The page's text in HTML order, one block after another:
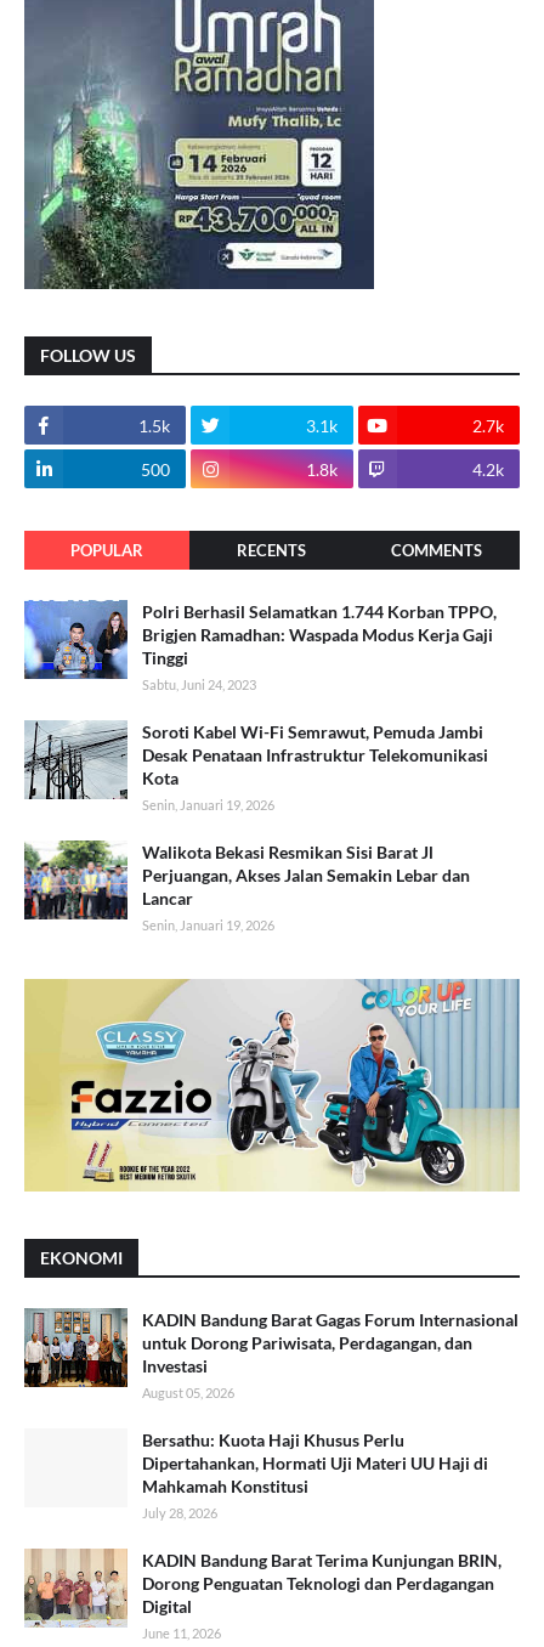
FOLLOW US
1.5k 3.1k 2.7k
500 1.8k 4.2k
POPULAR RECENTS COMMENTS
Polri Berhasil Selamatkan 1.744 Korban TPPO,
Brigjen Ramadhan: Waspada Modus Kerja Gaji
Tinggi
Sabtu, Juni 24, 2023
Soroti Kabel Wi-Fi Semrawut, Pemuda Jambi
Desak Penataan Infrastruktur Telekomunikasi
Kota
Senin, Januari 19, 2026
Walikota Bekasi Resmikan Sisi Barat Jl
Perjuangan, Akses Jalan Semakin Lebar dan
Lancar
Senin, Januari 19, 2026
EKONOMI
KADIN Bandung Barat Gagas Forum Internasional
untuk Dorong Pariwisata, Perdagangan, dan
Investasi
August 05, 2026
Bersathu: Kuota Haji Khusus Perlu
Dipertahankan, Hormati Uji Materi UU Haji di
Mahkamah Konstitusi
July 28, 2026
KADIN Bandung Barat Terima Kunjungan BRIN,
Dorong Penguatan Teknologi dan Perdagangan
Digital
June 11, 2026